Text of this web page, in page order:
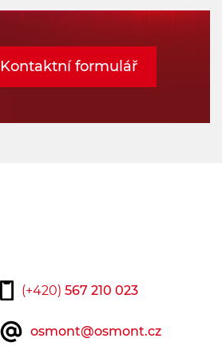
Kontaktní formulář
(+420) 567 210 023
osmont@osmont.cz